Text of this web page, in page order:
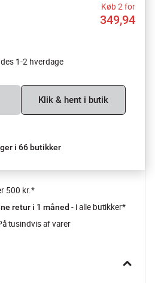
Køb 2 for
349,94
1-2 hverdage
Klik & hent i butik
i 66 butikker
500 kr.*
retur i 1 måned - i alle butikker*
tusindvis af varer